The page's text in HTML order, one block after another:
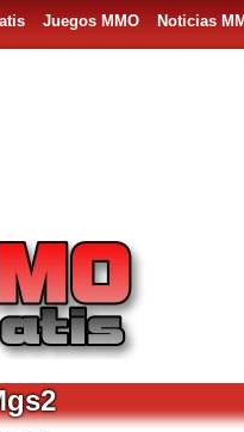
Juegos MMO Noticias